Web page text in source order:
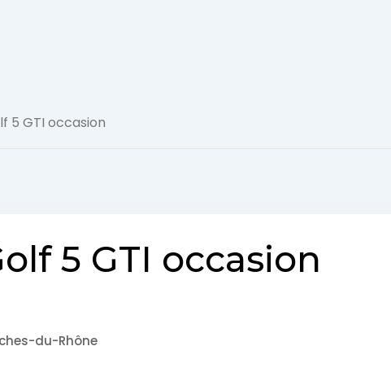
Roadster
5 GTI occasion
5 GTI occasion
du-Rhône